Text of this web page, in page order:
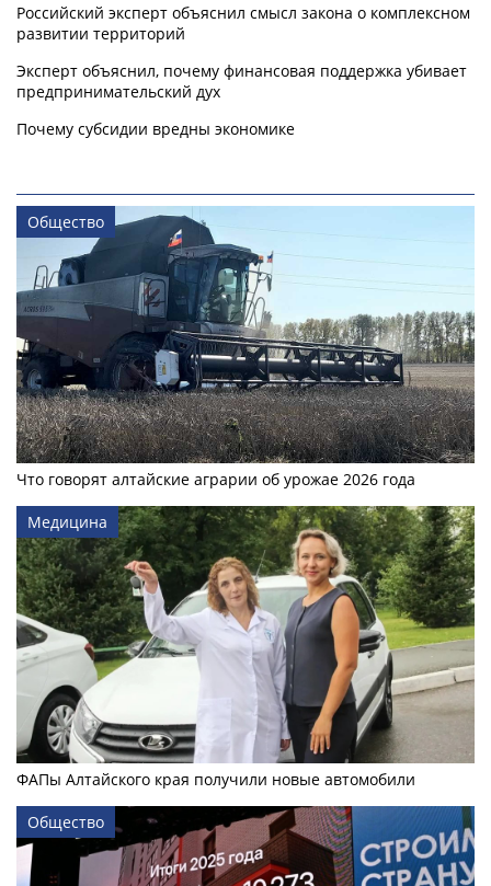
Российский эксперт объяснил смысл закона о комплексном
развитии территорий
Эксперт объяснил, почему финансовая поддержка убивает
предпринимательский дух
Почему субсидии вредны экономике
Общество
Что говорят алтайские аграрии об урожае 2026 года
Медицина
ФАПы Алтайского края получили новые автомобили
Общество